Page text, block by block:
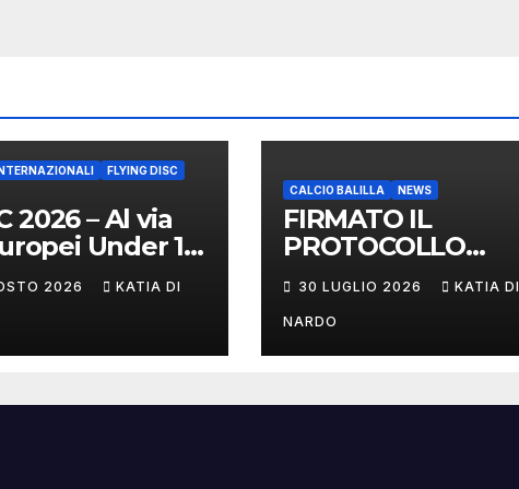
FLYING DISC
2026 – Al via
Under 17
2026 KATIA DI
CALCIO BALILLA NEWS
FIRMATO IL
PROTOCOLLO
D’INTESA TRA
FIGeST E LEGA
NAZIONALE
DILETTANTI
30 LUGLIO 2026 KATIA DI
NARDO